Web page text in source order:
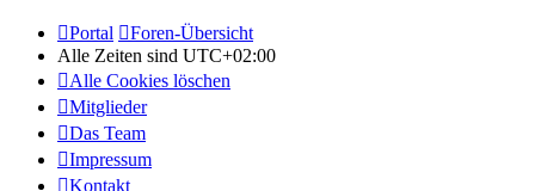
Portal
Foren-Übersicht
Alle Zeiten sind UTC+02:00
Alle Cookies löschen
Mitglieder
Das Team
Impressum
Kontakt